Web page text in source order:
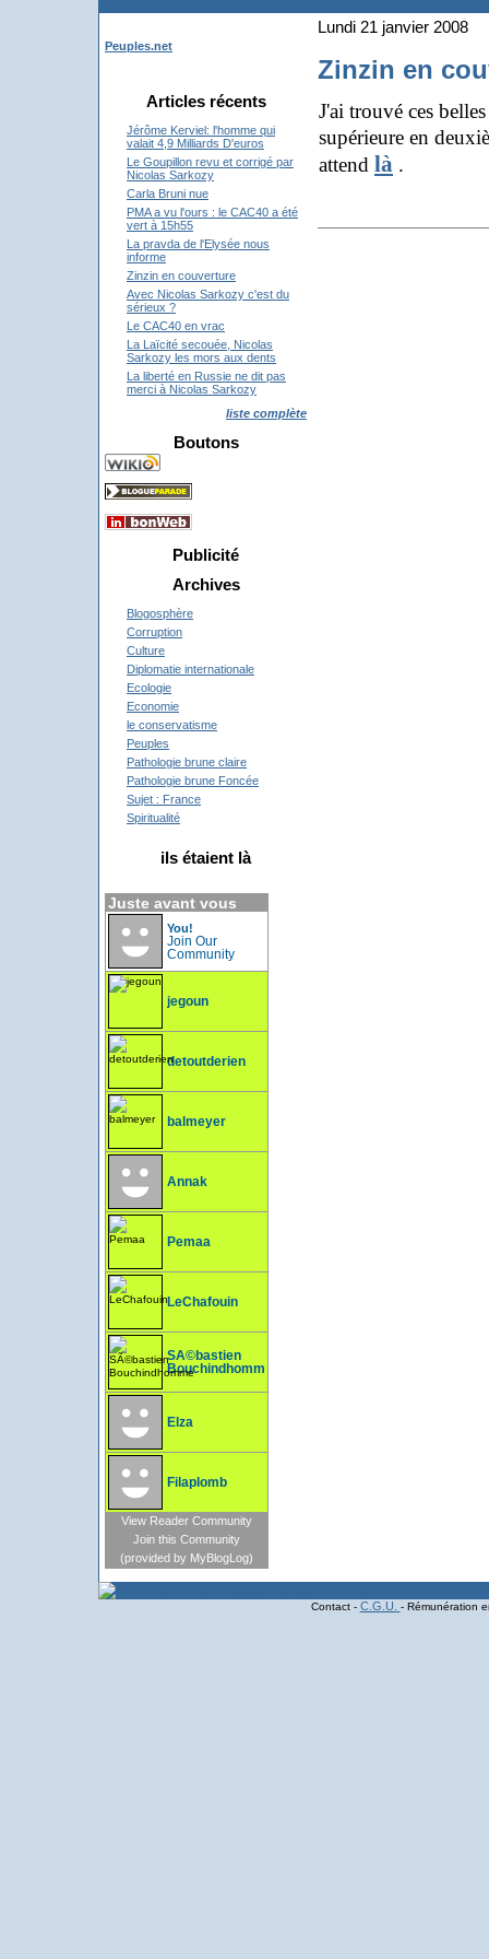
Peuples.net
Articles récents
Jérôme Kerviel: l'homme qui
valait 4,9 Milliards D'euros
Le Goupillon revu et corrigé par
Nicolas Sarkozy
Carla Bruni nue
PMA a vu l'ours : le CAC40 a été
vert à 15h55
La pravda de l'Elysée nous
informe
Zinzin en couverture
Avec Nicolas Sarkozy c'est du
sérieux ?
Le CAC40 en vrac
La Laïcité secouée, Nicolas
Sarkozy les mors aux dents
La liberté en Russie ne dit pas
merci à Nicolas Sarkozy
liste complète
Boutons
Publicité
Archives
Blogosphère
Corruption
Culture
Diplomatie internationale
Ecologie
Economie
le conservatisme
Peuples
Pathologie brune claire
Pathologie brune Foncée
Sujet : France
Spiritualité
ils étaient là
Juste avant vous
You!
Join Our
Community
jegoun
detoutderien
balmeyer
Annak
Pemaa
LeChafouin
SÃ©bastien
Bouchindhomme
Elza
Filaplomb
View Reader Community
Join this Community
(provided by MyBlogLog)
Lundi 21 janvier 2008
Zinzin en
J'ai trouvé ces
supérieure en
attend là .
Contact - C.G.U. - Rémunération